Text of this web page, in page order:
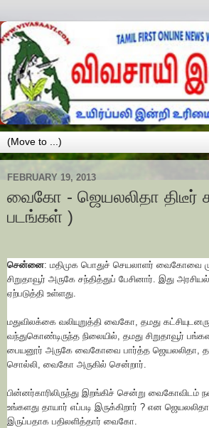
FEBRUARY 19, 2013
வைகோ - ஜெயலலிதா திடீர்
படங்கள் )
சென்னை: மதிமுக பொதுச் செயலாளர் வைகோவை
சிறுதாவூர் அருகே சந்தித்துப் பேசினார். இது
ஏற்படுத்தி உள்ளது.
மதுவிலக்கை வலியுறுத்தி வைகோ, தமது
வந்துகொண்டிருந்த நிலையில், தமது சிறுதாவூர்
பையனூர் அருகே வைகோவை பார்த்த ஜெயலலிதா,
சொல்லி, வைகோ அருகில் சென்றார்.
பின்னர்காரிலிருந்து இறங்கிச் சென்று வைகோவிடம்
உங்களது தாயார் எப்படி இருக்கிறார் ? என
இருப்பதாக பதிலளித்தார் வைகோ.